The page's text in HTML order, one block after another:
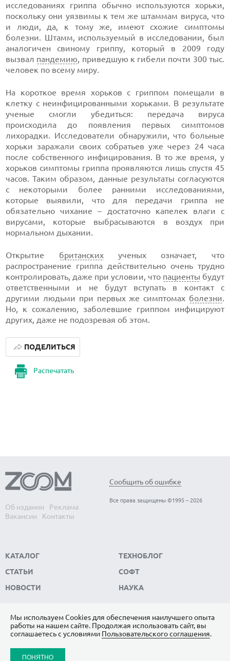
исследованиях гриппа обычно используются хорьки,
поскольку они уязвимы к тем же штаммам вируса, что
и люди, да, к тому же, имеют схожие симптомы
болезни. Штамм, используемый в исследовании, был
аналогичен свиному гриппу, который в 2009 году
вызвал пандемию, приведшую к гибели почти 300 тыс.
человек по всему миру.
На короткое время хорьков с гриппом помещали в
клетку с неинфицированными хорьками. В результате
ученые смогли убедиться: передача вируса
происходила до появления первых симптомов
лихорадки. Исследователи обнаружили, что больные
хорьки заражали своих собратьев уже через 24 часа
после собственного инфицирования. В то же время, у
хорьков симптомы гриппа проявляются лишь спустя 45
часов. Таким образом, данные результаты согласуются
с некоторыми более ранними исследованиями,
которые выявили, что для передачи гриппа не
обязательно чихание – достаточно капелек влаги с
вирусами, которые выбрасываются в воздух при
нормальном дыхании.
Открытие британскихученых означает, что
распространение гриппа действительно очень трудно
контролировать, даже при условии, что пациенты будут
ответственными и не будут вступать в контакт с
другими людьми при первых же симптомах болезни.
Но, к сожалению, заболевшие гриппом инфицируют
других, даже не подозревая об этом.
Распечатать
ПОДЕЛИТЬСЯ
Об издании
Реклама
Вакансии
Контакты
Сообщить об ошибке
Все права защищены ©1995 – 2026
КАТАЛОГ
СТАТЬИ
НОВОСТИ
ТЕХНОБЛОГ
СОФТ
НАУКА
ПОДПИШИТЕСЬ НА НАС
ЯНДЕКС.ДЗЕН
Мы используем Сookies для обеспечения наилучшего опыта
работы на нашем сайте. Продолжая использовать сайт, вы
соглашаетесь с условиями Пользовательского соглашения.
ПОНЯТНО